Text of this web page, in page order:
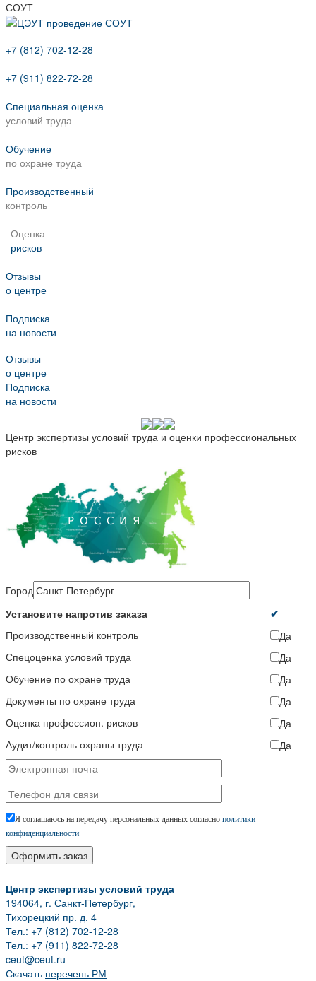
СОУТ
+7 (812) 702-12-28
+7 (911) 822-72-28
Специальная оценка
условий труда
Обучение
по охране труда
Производственный
контроль
Оценка
рисков
Отзывы
о центре
Подписка
на новости
Отзывы
о центре
Подписка
на новости
Центр экспертизы условий труда и оценки профессиональных
рисков
Город
Установите напротив заказа
✔
Производственный контроль
Да
Спецоценка условий труда
Да
Обучение по охране труда
Да
Документы по охране труда
Да
Оценка профессион. рисков
Да
Аудит/контроль охраны труда
Да
Я соглашаюсь на передачу персональных данных согласно политики
конфиденциальности
Центр экспертизы условий труда
194064, г. Санкт-Петербург,
Тихорецкий пр. д. 4
Тел.: +7 (812) 702-12-28
Тел.: +7 (911) 822-72-28
ceut@ceut.ru
Скачать перечень РМ